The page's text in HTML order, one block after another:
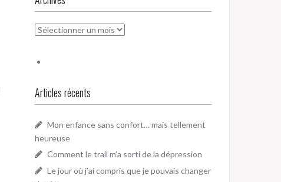
Archives
Articles récents
Mon enfance sans confort… mais tellement
heureuse
Comment le trail m’a sorti de la dépression
Le jour où j’ai compris que je pouvais changer